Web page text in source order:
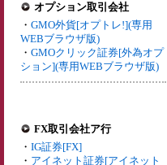
オプション取引会社
・ GMO外貨[オプトレ!](専用
WEBブラウザ版)
・ GMOクリック証券[外為オプ
ション](専用WEBブラウザ版)
FX取引会社ア行
・ IG証券[FX]
・ アイネット証券[アイネット